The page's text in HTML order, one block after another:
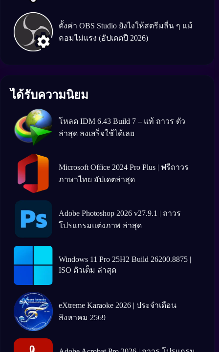
ตั้งค่า OBS Studio ยังไงให้สตรีมลื่น ๆ แม้
คอมไม่แรง (อัปเดตปี 2026)
ได้รับความนิยม
โหลด IDM 6.43 Build 7 – แท้ ถาวร ตัว
ล่าสุด ลงเสร็จใช้ได้เลย
Microsoft Office 2024 Pro Plus | ฟรีถาวร
ภาษาไทย อัปเดตล่าสุด
Adobe Photoshop 2026 v27.9.1 | ถาวร
โปรแกรมแต่งภาพ ล่าสุด
Windows 11 Pro 25H2 Build 26200.8875 |
ISO ตัวเต็ม ล่าสุด
eXtreme Karaoke 2026 | ประจำเดือน
สิงหาคม 2569